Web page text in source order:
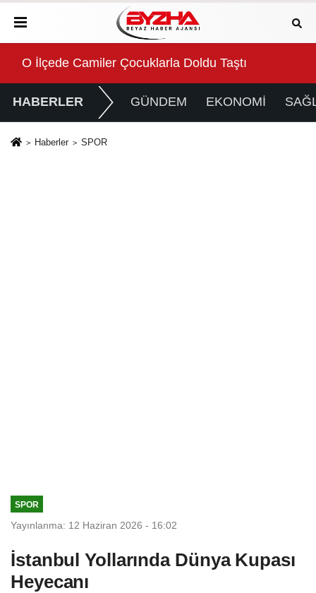
Büyükşehir’den Manavgat’a bank ve piknik
HABERLER GÜNDEM EKONOMİ
Haberler SPOR
SPOR
Yayınlanma: 12 Haziran 2026 - 16:02
İstanbul Yollarında Dünya Kupası
Heyecanı